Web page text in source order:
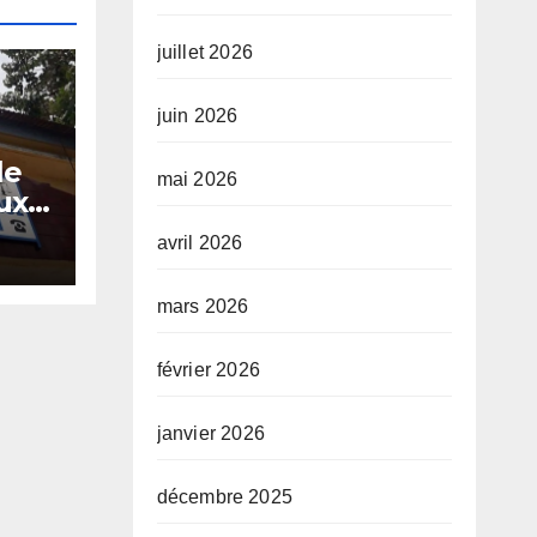
juillet 2026
juin 2026
mai 2026
avril 2026
mars 2026
février 2026
janvier 2026
décembre 2025